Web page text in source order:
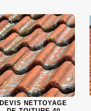
DEVIS NETTOYAGE